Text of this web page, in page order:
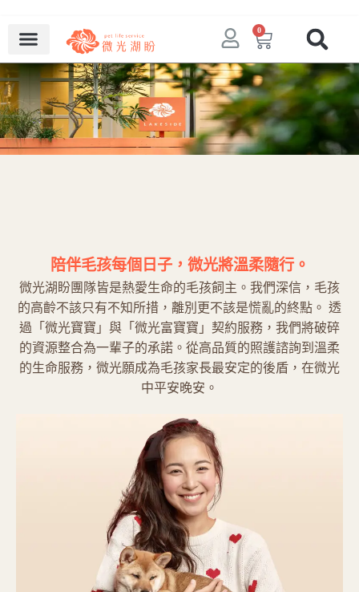
0
陪伴毛孩每個日子，微光將溫柔隨行。
微光湖盼團隊皆是熱愛生命的毛孩飼主。我們深信，毛孩
的高齡不該只有不知所措，離別更不該是慌亂的終點。 透
過「微光寶寶」與「微光富寶寶」契約服務，我們將破碎
的資源整合為一輩子的承諾。從高品質的照護諮詢到溫柔
的生命服務，微光願成為毛孩家長最安定的後盾，在微光
中平安晚安。